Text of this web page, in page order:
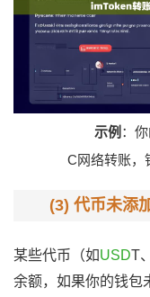
示例 ：
C网络转账，
(3) 代币未添
某些代币（如USDT
余额，如果你的钱包